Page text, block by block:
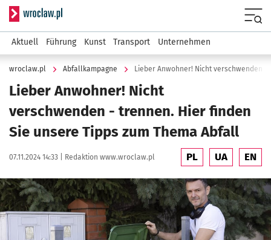
Serwis informacyjny wroclaw.pl
Aktuell Führung Kunst Transport Unternehmen
wroclaw.pl Abfallkampagne
Lieber Anwohner! Nicht
verschwenden - trennen. Hier finden
Sie unsere Tipps zum Thema Abfall
Data publikacji:
07.11.2024 14:33 | Autor:
Redaktion www.wroclaw.pl PL UA EN
Kliknij, aby powiększyć